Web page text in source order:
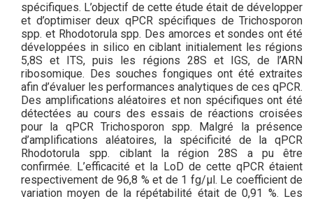
spécifiques. L’objectif de cette étude était de développer
et d’optimiser deux qPCR spécifiques de Trichosporon
spp. et Rhodotorula spp. Des amorces et sondes ont été
développées in silico en ciblant initialement les régions
5,8S et ITS, puis les régions 28S et IGS, de l’ARN
ribosomique. Des souches fongiques ont été extraites
afin d’évaluer les performances analytiques de ces qPCR.
Des amplifications aléatoires et non spécifiques ont été
détectées au cours des essais de réactions croisées
pour la qPCR Trichosporon spp. Malgré la présence
d’amplifications aléatoires, la spécificité de la qPCR
Rhodotorula spp. ciblant la région 28S a pu être
confirmée. L’efficacité et la LoD de cette qPCR étaient
respectivement de 96,8 % et de 1 fg/μl. Le coefficient de
variation moyen de la répétabilité était de 0,91 %. Les